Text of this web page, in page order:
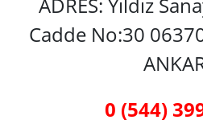
Cadde No:30
0 (544)